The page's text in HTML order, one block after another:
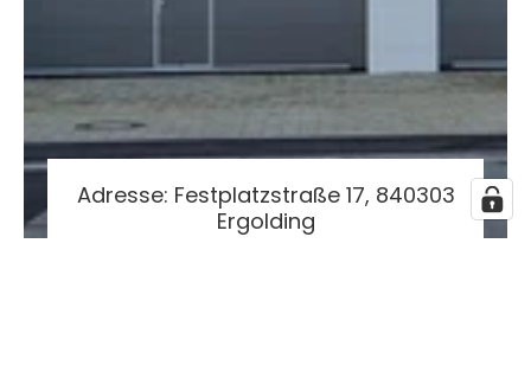
Adresse: Festplatzstraße 17, 840303
Ergolding